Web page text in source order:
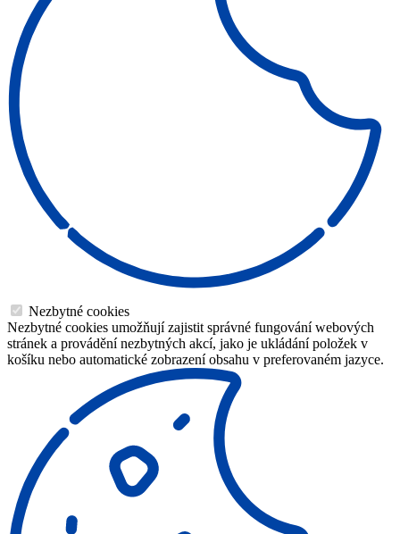
Nezbytné cookies
Nezbytné cookies umožňují zajistit správné fungování webových
stránek a provádění nezbytných akcí, jako je ukládání položek v
košíku nebo automatické zobrazení obsahu v preferovaném jazyce.